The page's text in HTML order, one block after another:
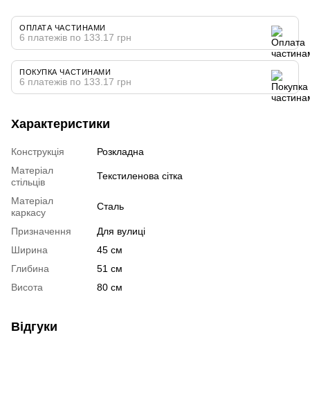
ОПЛАТА ЧАСТИНАМИ
6 платежів по 133.17 грн
ПОКУПКА ЧАСТИНАМИ
6 платежів по 133.17 грн
Характеристики
Конструкція
Розкладна
Матеріал
стільців
Текстиленова сітка
Матеріал
каркасу
Сталь
Призначення
Для вулиці
Ширина
45 см
Глибина
51 см
Висота
80 см
Відгуки